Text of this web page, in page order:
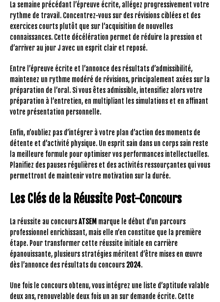
La semaine précédant l’épreuve écrite, allégez progressivement votre
rythme de travail. Concentrez-vous sur des révisions ciblées et des
exercices courts plutôt que sur l’acquisition de nouvelles
connaissances. Cette décélération permet de réduire la pression et
d’arriver au jour J avec un esprit clair et reposé.
Entre l’épreuve écrite et l’annonce des résultats d’admissibilité,
maintenez un rythme modéré de révisions, principalement axées sur la
préparation de l’oral. Si vous êtes admissible, intensifiez alors votre
préparation à l’entretien, en multipliant les simulations et en affinant
votre présentation personnelle.
Enfin, n’oubliez pas d’intégrer à votre plan d’action des moments de
détente et d’activité physique. Un esprit sain dans un corps sain reste
la meilleure formule pour optimiser vos performances intellectuelles.
Planifiez des pauses régulières et des activités ressourçantes qui vous
permettront de maintenir votre motivation sur la durée.
Les Clés de la Réussite Post-Concours
La réussite au concoursATSEM marque le début d’un parcours
professionnel enrichissant, mais elle n’en constitue que la première
étape. Pour transformer cette réussite initiale en carrière
épanouissante, plusieurs stratégies méritent d’être mises en œuvre
dès l’annonce des résultats du concours 2024.
Une fois le concours obtenu, vous intégrez une liste d’aptitude valable
deux ans, renouvelable deux fois un an sur demande écrite. Cette